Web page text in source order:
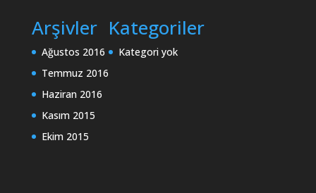
Arşivler
Ağustos 2016
Temmuz 2016
Haziran 2016
Kasım 2015
Ekim 2015
Kategoriler
Kategori yok